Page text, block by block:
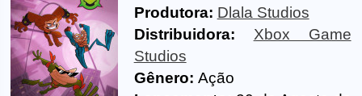
Produtora: Dlala Studios
Distribuidora:
Xbox Game
Studios
Gênero: Ação